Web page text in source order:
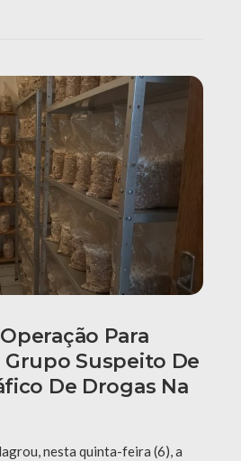
Para
Suspeito De
De Drogas Na
nesta quinta-feira (6), a